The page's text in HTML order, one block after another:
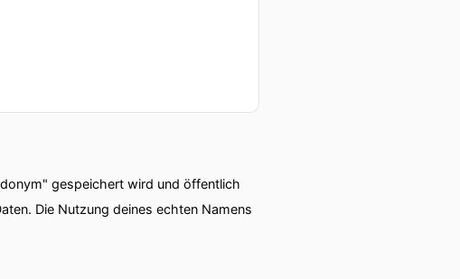
gespeichert wird und öffentlich
Die Nutzung deines echten Namens